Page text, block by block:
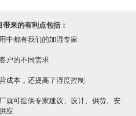
来的有利点包括：
中都有我们的加湿专家
户的不同需求
成本，还提高了湿度控制
就可提供专家建议、设计、供货、安
应